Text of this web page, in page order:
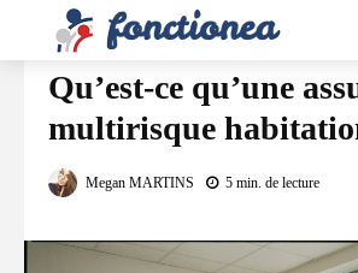
ASSURANCES
Qu’est-ce qu’une
multirisque
Megan MARTINS 5 min. de lecture